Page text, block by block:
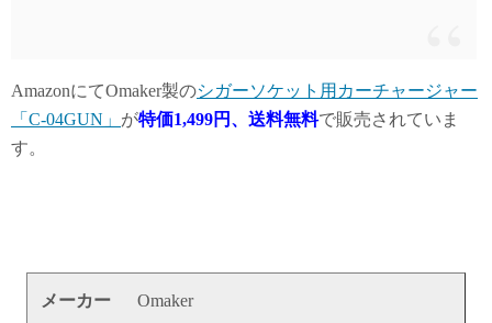
AmazonにてOmaker製のシガーソケット用カーチャージャー
「C-04GUN」 が特価1,499円、送料無料で販売されていま
す。
メーカー Omaker